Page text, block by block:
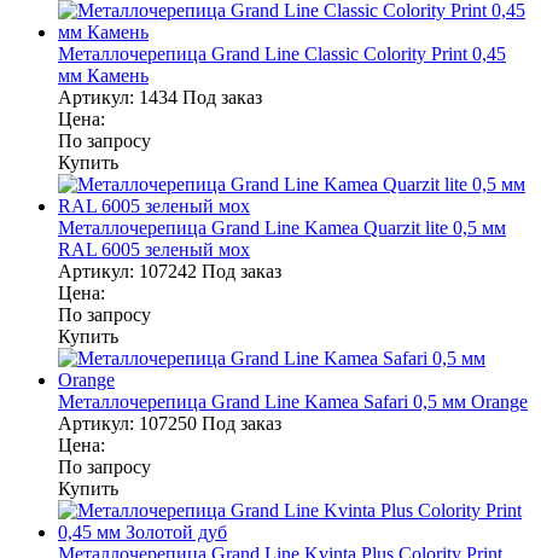
Металлочерепица Grand Line Classic Colority Print 0,45
мм Камень
Артикул: 1434 Под заказ
Цена:
По запросу
Купить
Металлочерепица Grand Line Kamea Quarzit lite 0,5 мм
RAL 6005 зеленый мох
Артикул: 107242 Под заказ
Цена:
По запросу
Купить
Металлочерепица Grand Line Kamea Safari 0,5 мм Orange
Артикул: 107250 Под заказ
Цена:
По запросу
Купить
Металлочерепица Grand Line Kvinta Plus Colority Print